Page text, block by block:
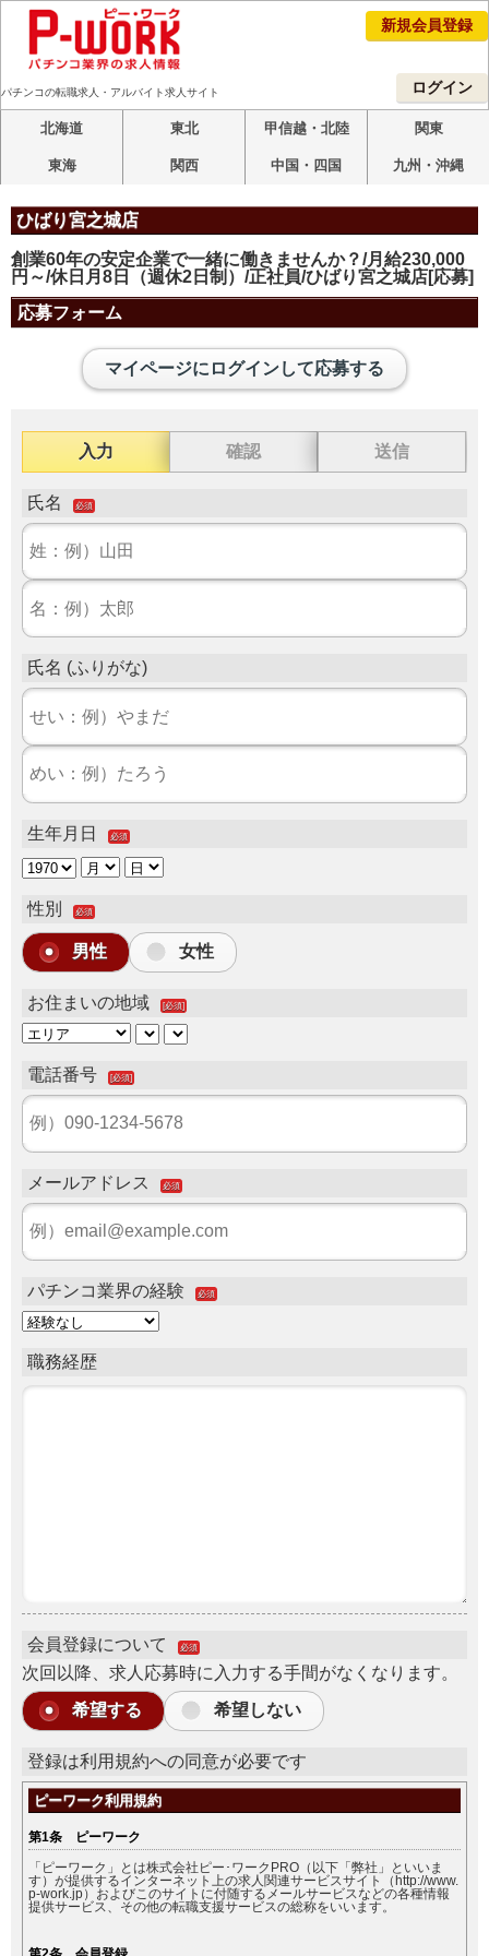
新規会員登録
ログイン
パチンコの転職求人・アルバイト求人サイト
北海道 東北 甲信越・北陸 関東
東海 関西 中国・四国 九州・沖縄
ひばり宮之城店
創業60年の安定企業で一緒に働きませんか？/月給230,000
円～/休日月8日（週休2日制）/正社員/ひばり宮之城店[応募]
応募フォーム
マイページにログインして応募する
入力 確認 送信
氏名 必須
氏名 (ふりがな)
生年月日 必須
性別 必須
男性 女性
お住まいの地域 [必須]
電話番号 [必須]
メールアドレス 必須
パチンコ業界の経験 必須
職務経歴
会員登録について 必須
次回以降、求人応募時に入力する手間がなくなります。
希望する 希望しない
登録は利用規約への同意が必要です
ピーワーク利用規約
第1条 ピーワーク
「ピーワーク」とは株式会社ピー･ワークPRO（以下「弊社」といいま
す）が提供するインターネット上の求人関連サービスサイト（http://www.
p-work.jp）およびこのサイトに付随するメールサービスなどの各種情報
提供サービス、その他の転職支援サービスの総称をいいます。